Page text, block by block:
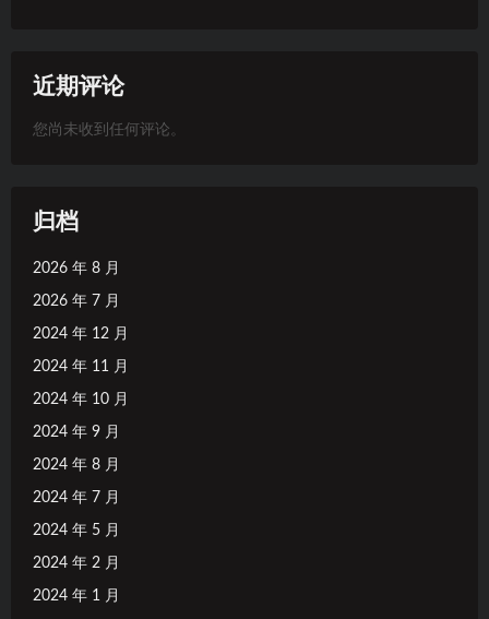
近期评论
您尚未收到任何评论。
归档
2026 年 8 月
2026 年 7 月
2024 年 12 月
2024 年 11 月
2024 年 10 月
2024 年 9 月
2024 年 8 月
2024 年 7 月
2024 年 5 月
2024 年 2 月
2024 年 1 月